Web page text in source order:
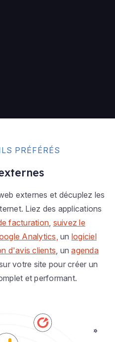
PRÉFÉRÉS
externes et décuplez les
Liez des applications
facturation, suivez le
Analytics, un logiciel
d'avis clients, unagenda
votre site pour créer un
et performant.